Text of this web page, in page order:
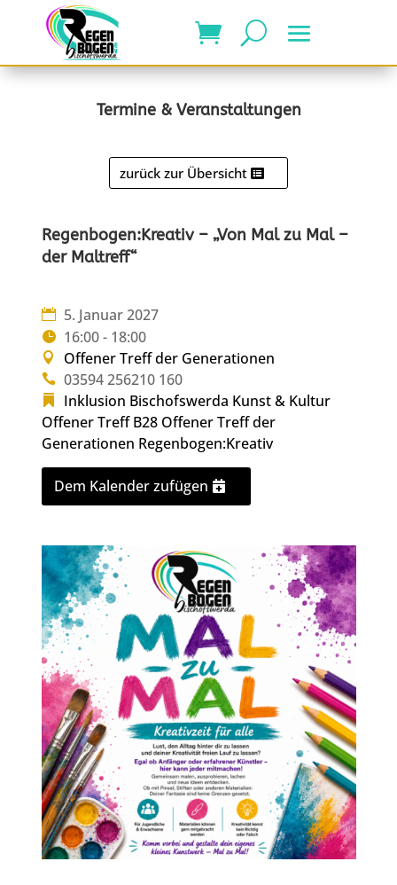
Termine & Veranstaltungen
zurück zur Übersicht
Regenbogen:Kreativ – „Von Mal zu Mal –
der Maltreff“
5. Januar 2027
16:00 - 18:00
Offener Treff der Generationen
03594 256210 160
Inklusion Bischofswerda Kunst & Kultur
Offener Treff B28 Offener Treff der
Generationen Regenbogen:Kreativ
Dem Kalender zufügen